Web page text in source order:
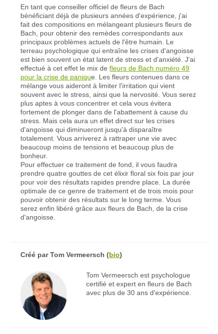
En tant que conseiller officiel de fleurs de Bach
bénéficiant déjà de plusieurs années d'expérience, j'ai
fait des compositions en mélangeant plusieurs fleurs de
Bach, pour obtenir des remèdes correspondants aux
principaux problèmes actuels de l'être humain. Le
terreau psychologique qui entraîne les crises d'angoisse
est bien souvent un état latent de stress et d'anxiété. J'ai
effectué à cet effet le mix defleurs de Bach numéro 49
pour la crise de panique. Les fleurs contenues dans ce
mélange vous aideront à limiter l'irritation qui vient
souvent avec le stress, ainsi que la nervosité. Vous serez
plus aptes à vous concentrer et cela vous évitera
fortement de plonger dans de l'abattement à cause du
stress. Mais cela aura un effet direct sur les crises
d'angoisse qui diminueront jusqu'à disparaître
totalement. Vous arriverez à rattraper une vie avec
beaucoup moins de tensions et beaucoup plus de
bonheur.
Pour effectuer ce traitement de fond, il vous faudra
prendre quatre gouttes de cet élixir floral six fois par jour
pour voir des résultats rapides prendre place. La durée
optimale de ce genre de traitement et de trois mois pour
pouvoir obtenir des résultats sur le long terme. Vous
serez enfin libéré grâce aux fleurs de Bach, de la crise
d'angoisse.
Créé parTom Vermeersch (bio)
Tom Vermeersch est psychologue
certifié et expert en fleurs de Bach
avec plus de 30 ans d'expérience.